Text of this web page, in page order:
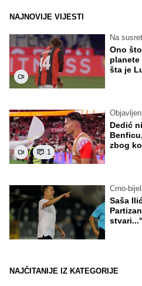
NAJNOVIJE VIJESTI
Na
Ono
šta je
1
Dedić
zbog
Crno-
Saša
stvari..."
NAJČITANIJE IZ KATEGORIJE